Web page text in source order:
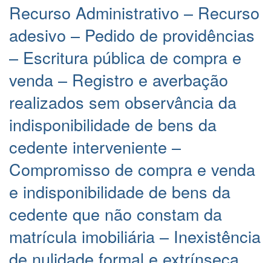
Recurso Administrativo – Recurso
adesivo – Pedido de providências
– Escritura pública de compra e
venda – Registro e averbação
realizados sem observância da
indisponibilidade de bens da
cedente interveniente –
Compromisso de compra e venda
e indisponibilidade de bens da
cedente que não constam da
matrícula imobiliária – Inexistência